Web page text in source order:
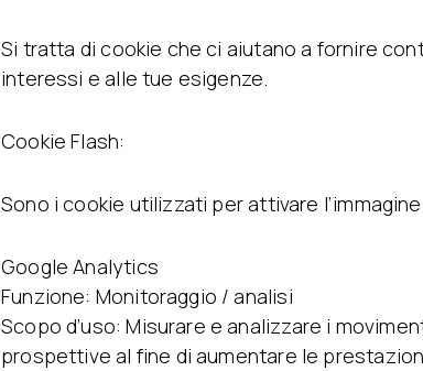
Si tratta di cookie che ci aiutano a fornire
interessi e alle tue esigenze.
Cookie Flash:
Sono i cookie utilizzati per attivare
Google Analytics
Funzione: Monitoraggio / analisi
Scopo d’uso: Misurare e analizzare i
prospettive al fine di aumentare le